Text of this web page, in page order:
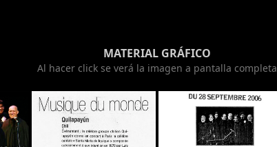
MATERIAL GRÁFICO
Al hacer click se verá la imagen a pantalla completa